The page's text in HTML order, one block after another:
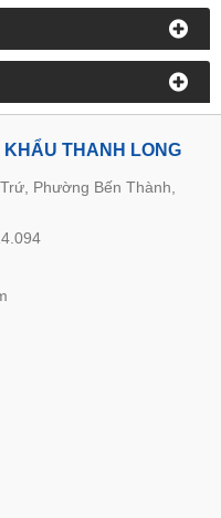
THANH LONG
Phường Bến Thành,